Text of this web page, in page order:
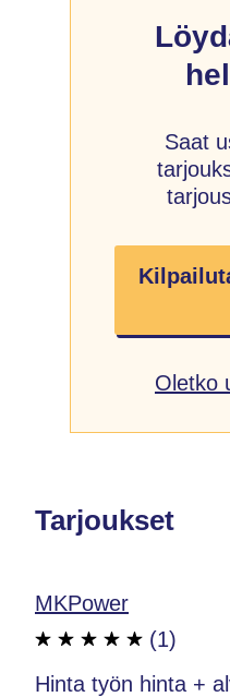
Saat
Oletko
Tarjoukset
MKPower
(1)
Hinta työn hinta +